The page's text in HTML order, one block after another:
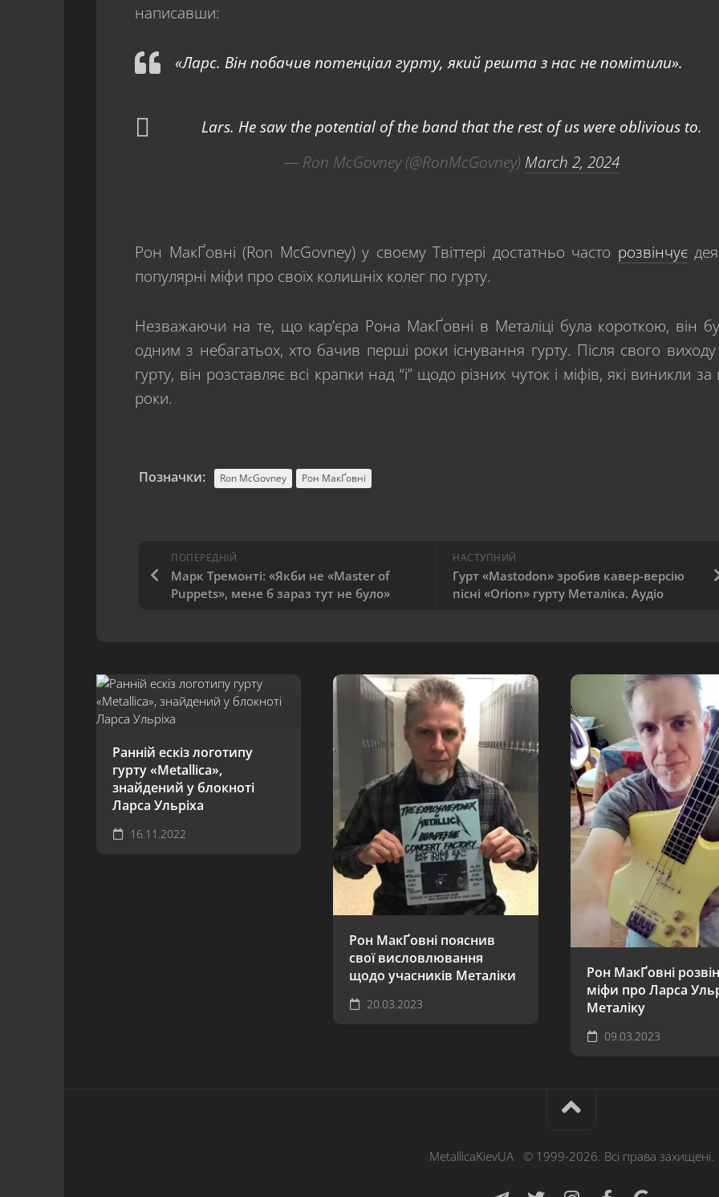
написавши:
«Ларс. Він побачив потенціал гурту, який решта з нас не помітили».
Lars. He saw the potential of the band that the rest of us were oblivious to.
— Ron McGovney (@RonMcGovney) March 2, 2024
Рон МакҐовні (Ron McGovney) у своєму Твіттері достатньо часто розвінчує
популярні міфи про своїх колишніх колег по гурту.
Незважаючи на те, що кар’єра Рона МакҐовні в Металіці була короткою, він
одним з небагатьох, хто бачив перші роки існування гурту. Після свого виходу
гурту, він розставляє всі крапки над “і” щодо різних чуток і міфів, які виникли за
роки.
Позначки: Ron McGovney Рон МакҐовні
НАСТУПНИЙ
Гурт «Mastodon» зробив кавер-версію
пісні «Orion» гурту Металіка. Аудіо
ПОПЕРЕДНІЙ
Марк Тремонті: «Якби не «Master of
Puppets», мене б зараз тут не було»
Ранній ескіз логотипу
гурту «Metallica»,
знайдений у блокноті
Ларса Ульріха
16.11.2022
Рон МакҐовні пояснив
свої висловлювання
щодо учасників Металіки
20.03.2023
Рон МакҐовні
міфи про Ларса
Металіку
09.03.2023
MetallicaKievUA © 1999-2026. Всі права захищені.